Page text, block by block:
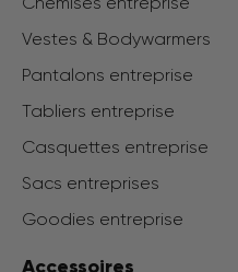
Vestes & Bodywarmers
Pantalons entreprise
Tabliers entreprise
Casquettes entreprise
Sacs entreprises
Goodies entreprise
Accessoires